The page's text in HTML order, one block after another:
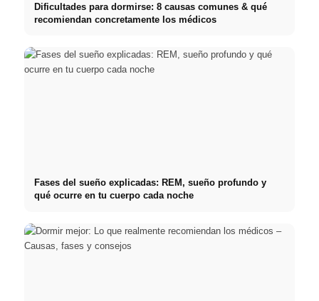
Dificultades para dormirse: 8 causas comunes & qué
recomiendan concretamente los médicos
Fases del sueño explicadas: REM, sueño profundo y
qué ocurre en tu cuerpo cada noche